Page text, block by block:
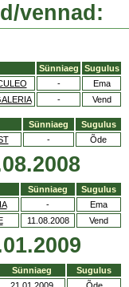
vennad:
Sünniaeg
Sugulus
-
Ema
- Vend
Sünniaeg
Sugulus
- Õde
Sünniaeg
Sugulus
-
Ema
11.08.2008 Vend
Sünniaeg
Sugulus